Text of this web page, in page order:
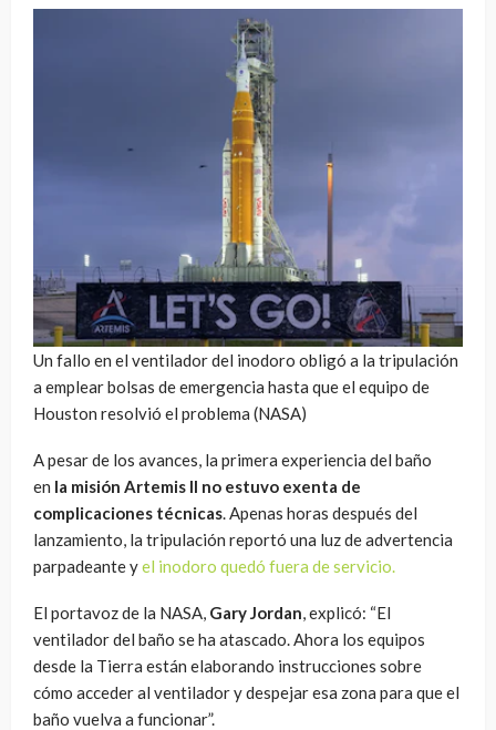
Un fallo en el ventilador del inodoro obligó a la tripulación
a emplear bolsas de emergencia hasta que el equipo de
Houston resolvió el problema (NASA)
A pesar de los avances, la primera experiencia del baño
en la misión Artemis II no estuvo exenta de
complicaciones técnicas. Apenas horas después del
lanzamiento, la tripulación reportó una luz de advertencia
parpadeante yel inodoro quedó fuera de servicio.
El portavoz de la NASA, Gary Jordan, explicó: “El
ventilador del baño se ha atascado. Ahora los equipos
desde la Tierra están elaborando instrucciones sobre
cómo acceder al ventilador y despejar esa zona para que el
baño vuelva a funcionar”.